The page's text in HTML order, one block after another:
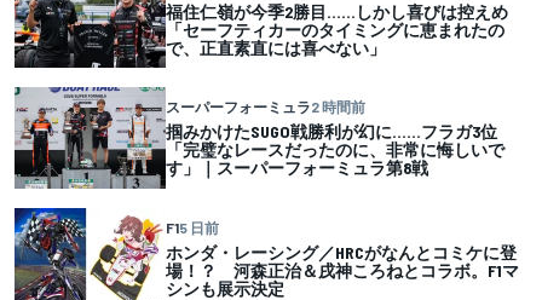
福住仁嶺が今季2勝目……しかし喜びは控えめ
「セーフティカーのタイミングに恵まれたの
で、正直素直には喜べない」
スーパーフォーミュラ2 時間前
掴みかけたSUGO戦勝利が幻に……フラガ3位
「完璧なレースだったのに、非常に悔しいで
す」｜スーパーフォーミュラ第8戦
F15 日前
ホンダ・レーシング／HRCがなんとコミケに登
場！？ 河森正治＆戌神ころねとコラボ。F1マ
シンも展示決定